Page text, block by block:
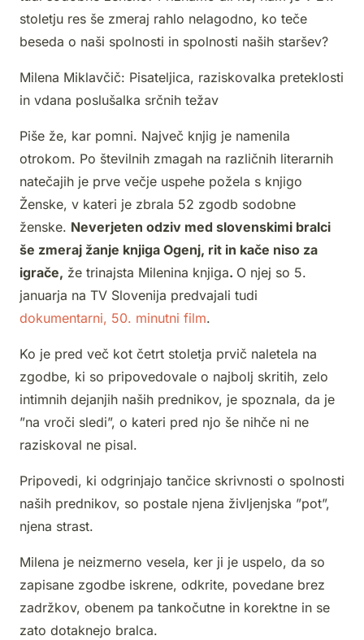
stoletju res še zmeraj rahlo nelagodno, ko teče
beseda o naši spolnosti in spolnosti naših staršev?
Milena Miklavčič: Pisateljica, raziskovalka preteklosti
in vdana poslušalka srčnih težav
Piše že, kar pomni. Največ knjig je namenila
otrokom. Po številnih zmagah na različnih literarnih
natečajih je prve večje uspehe požela s knjigo
Ženske, v kateri je zbrala 52 zgodb sodobne
ženske. Neverjeten odziv med slovenskimi bralci
še zmeraj žanje knjiga Ogenj, rit in kače niso za
igrače, že trinajsta Milenina knjiga. O njej so 5.
januarja na TV Slovenija predvajali tudi
dokumentarni, 50. minutni film.
Ko je pred več kot četrt stoletja prvič naletela na
zgodbe, ki so pripovedovale o najbolj skritih, zelo
intimnih dejanjih naših prednikov, je spoznala, da je
”na vroči sledi”, o kateri pred njo še nihče ni ne
raziskoval ne pisal.
Pripovedi, ki odgrinjajo tančice skrivnosti o spolnosti
naših prednikov, so postale njena življenjska ”pot”,
njena strast.
Milena je neizmerno vesela, ker ji je uspelo, da so
zapisane zgodbe iskrene, odkrite, povedane brez
zadržkov, obenem pa tankočutne in korektne in se
zato dotaknejo bralca.